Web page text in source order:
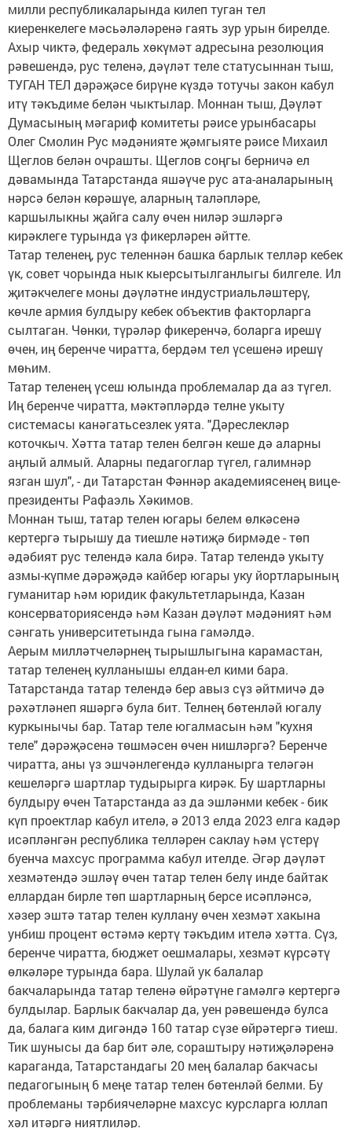
милли республикаларында килеп туган тел
киеренкелеге мәсьәләләренә гаять зур урын бирелде.
Ахыр чиктә, федераль хөкүмәт адресына резолюция
рәвешендә, рус теленә, дәүләт теле статусыннан тыш,
ТУГАН ТЕЛ дәрәҗәсе бирүне күздә тотучы закон кабул
итү тәкъдиме белән чыктылар. Моннан тыш, Дәүләт
Думасының мәгариф комитеты рәисе урынбасары
Олег Смолин Рус мәдәнияте җәмгыяте рәисе Михаил
Щеглов белән очрашты. Щеглов соңгы берничә ел
дәвамында Татарстанда яшәүче рус ата-аналарының
нәрсә белән көрәшүе, аларның таләпләре,
каршылыкны җайга салу өчен ниләр эшләргә
кирәклеге турында үз фикерләрен әйтте.
Татар теленең, рус теленнән башка барлык телләр кебек
үк, совет чорында нык кыерсытылганлыгы билгеле. Ил
җитәкчелеге моны дәүләтне индустриальләштерү,
көчле армия булдыру кебек объектив факторларга
сылтаган. Чөнки, түрәләр фикеренчә, боларга ирешү
өчен, иң беренче чиратта, бердәм тел үсешенә ирешү
мөһим.
Татар теленең үсеш юлында проблемалар да аз түгел.
Иң беренче чиратта, мәктәпләрдә телне укыту
системасы канәгатьсезлек уята. "Дәреслекләр
коточкыч. Хәтта татар телен белгән кеше дә аларны
аңлый алмый. Аларны педагоглар түгел, галимнәр
язган шул", - ди Татарстан Фәннәр академиясенең вице-
президенты Рафаэль Хәкимов.
Моннан тыш, татар телен югары белем өлкәсенә
кертергә тырышу да тиешле нәтиҗә бирмәде - төп
әдәбият рус телендә кала бирә. Татар телендә укыту
азмы-күпме дәрәҗәдә кайбер югары уку йортларының
гуманитар һәм юридик факультетларында, Казан
консерваториясендә һәм Казан дәүләт мәдәният һәм
сәнгать университетында гына гамәлдә.
Аерым милләтчеләрнең тырышлыгына карамастан,
татар теленең кулланышы елдан-ел кими бара.
Татарстанда татар телендә бер авыз сүз әйтмичә дә
рәхәтләнеп яшәргә була бит. Телнең бөтенләй югалу
куркынычы бар. Татар теле югалмасын һәм "кухня
теле" дәрәҗәсенә төшмәсен өчен нишләргә? Беренче
чиратта, аны үз эшчәнлегендә кулланырга теләгән
кешеләргә шартлар тудырырга кирәк. Бу шартларны
булдыру өчен Татарстанда аз да эшләнми кебек - бик
күп проектлар кабул ителә, ә 2013 елда 2023 елга кадәр
исәпләнгән республика телләрен саклау һәм үстерү
буенча махсус программа кабул ителде. Әгәр дәүләт
хезмәтендә эшләү өчен татар телен белү инде байтак
еллардан бирле төп шартларның берсе исәпләнсә,
хәзер эштә татар телен куллану өчен хезмәт хакына
унбиш процент өстәмә кертү тәкъдим ителә хәтта. Сүз,
беренче чиратта, бюджет оешмалары, хезмәт күрсәтү
өлкәләре турында бара. Шулай ук балалар
бакчаларында татар теленә өйрәтүне гамәлгә кертергә
булдылар. Барлык бакчалар да, уен рәвешендә булса
да, балага ким дигәндә 160 татар сүзе өйрәтергә тиеш.
Тик шунысы да бар бит әле, сораштыру нәтиҗәләренә
караганда, Татарстандагы 20 мең балалар бакчасы
педагогының 6 меңе татар телен бөтенләй белми. Бу
проблеманы тәрбиячеләрне махсус курсларга юллап
хәл итәргә ниятлиләр.